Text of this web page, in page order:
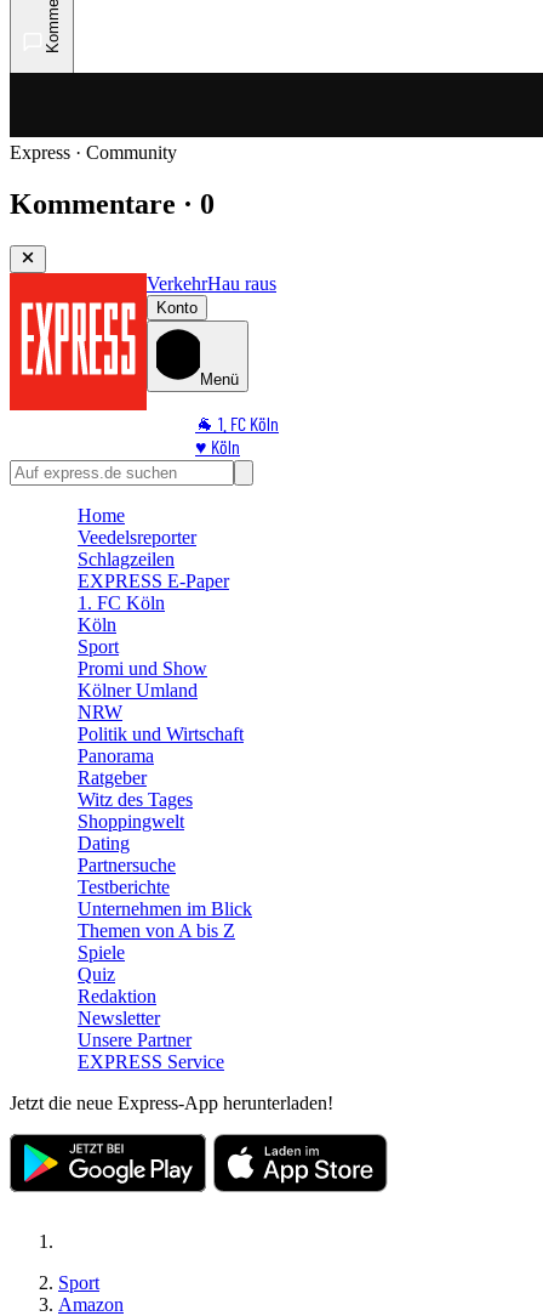
Express · Community
Kommentare · 0
VerkehrHau raus
Konto
Menü
🐐 1. FC Köln
♥️ Köln
⭐ Promi
🛒 Shoppingwelt
Home
Veedelsreporter
Schlagzeilen
EXPRESS E-Paper
1. FC Köln
Köln
Sport
Promi und Show
Kölner Umland
NRW
Politik und Wirtschaft
Panorama
Ratgeber
Witz des Tages
Shoppingwelt
Dating
Partnersuche
Testberichte
Unternehmen im Blick
Themen von A bis Z
Spiele
Quiz
Redaktion
Newsletter
Unsere Partner
EXPRESS Service
Jetzt die neue Express-App herunterladen!
Sport
Amazon